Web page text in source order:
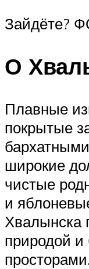
Зайдёте?
О
Плавные
покрытые
широкие
чистые
и
Хвалынска
природой и